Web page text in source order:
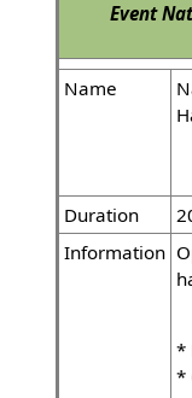
Event
Name
Duration
Information
*
*